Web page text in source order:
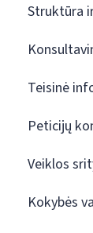
Struktūra
Teisinė
Peticijų
Veiklos
Kokybės